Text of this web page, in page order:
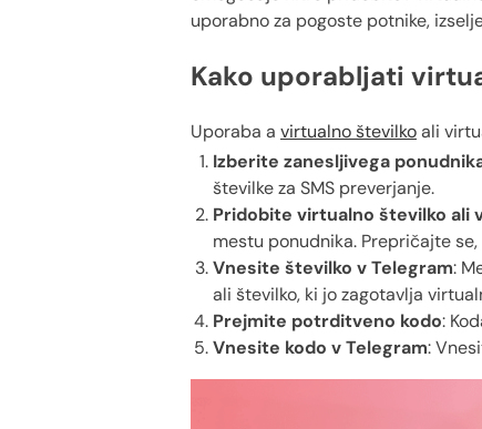
uporabno za pogoste potnike,
Kako uporabljati
Uporaba a virtualno številkoali
Izberite zanesljivega
številke za SMS preverjanje.
Pridobite virtualno številko ali
mestu ponudnika. Prepričajte
Vnesite številko v Telegram:
ali številko, ki jo zagotavlja
Prejmite potrditveno kodo:
Vnesite kodo v Telegram: